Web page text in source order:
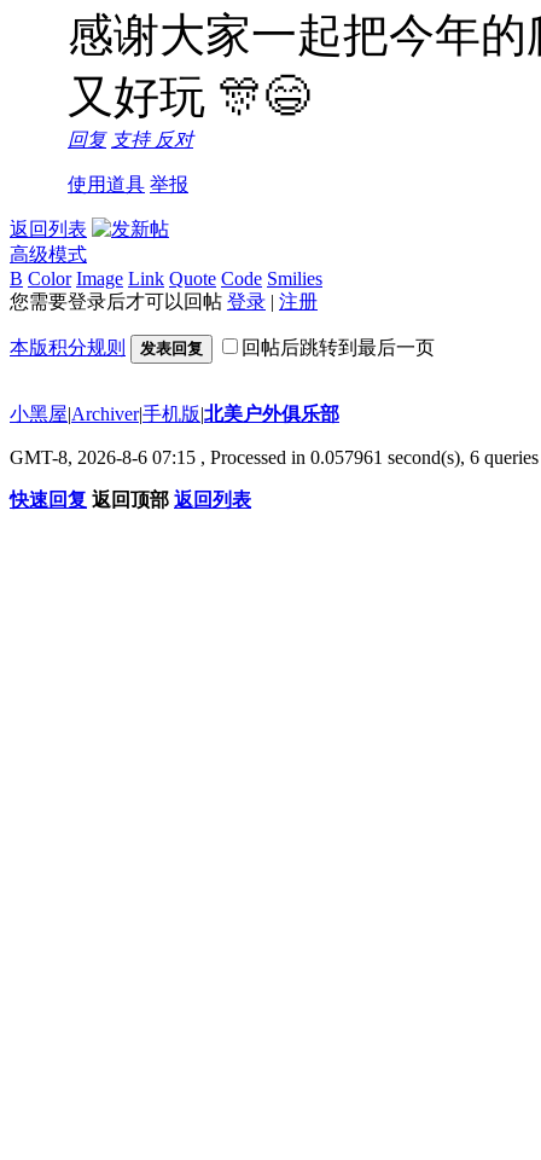
感谢大家一起把今年
又好玩 🎊😄
回复 支持 反对
使用道具 举报
返回列表
高级模式
B Color Image Link Quote Code Smilies
您需要登录后才可以回帖 登录 | 注册
本版积分规则 发表回复 回帖后跳转到最后一页
小黑屋|Archiver|手机版|北美户外俱乐部
GMT-8, 2026-8-6 07:15 , Processed in 0.057961 second(s), 6
快速回复 返回顶部 返回列表